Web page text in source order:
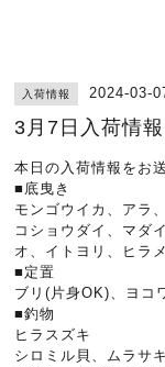
入荷情報 2024-03-
3月7日入荷情報
本日の入荷情報をお
■底曳き
モンゴウイカ、アラ
コショウダイ、マダ
オ、イトヨリ、ヒラ
■定置
ブリ(片身OK)、ヨコ
■釣物
ヒラスズキ
シロミル貝、ムラサ